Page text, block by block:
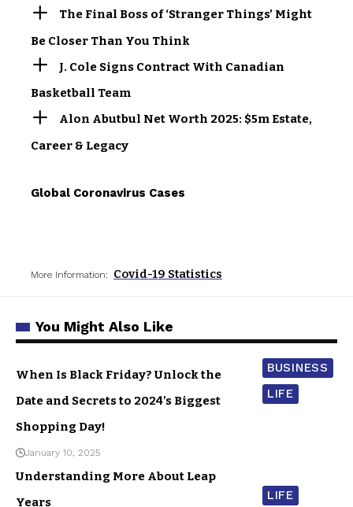
The Final Boss of ‘Stranger Things’ Might
Be Closer Than You Think
J. Cole Signs Contract With Canadian
Basketball Team
Alon Abutbul Net Worth 2025: $5m Estate,
Career & Legacy
Global Coronavirus Cases
More Information: Covid-19 Statistics
You Might Also Like
BUSINESS
LIFE
When Is Black Friday? Unlock the
Date and Secrets to 2024’s Biggest
Shopping Day!
January 10, 2025
LIFE
Understanding More About Leap
Years